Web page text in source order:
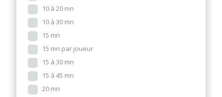
10 à 20 mn
10 à 30 mn
15 mn
15 mn par joueur
15 à 30 mn
15 à 45 mn
20 mn